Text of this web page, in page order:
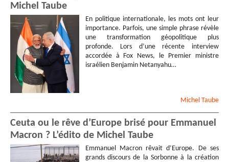
Michel Taube
En politique internationale, les mots ont leur
importance. Parfois, une simple phrase révèle
une transformation géopolitique plus
profonde. Lors d’une récente interview
accordée à Fox News, le Premier ministre
israélien Benjamin Netanyahu…
Michel Taube
Ceuta ou le rêve d’Europe brisé pour Emmanuel
Macron ? L’édito de Michel Taube
Emmanuel Macron rêvait d’Europe. De ses
grands discours de la Sorbonne à la création